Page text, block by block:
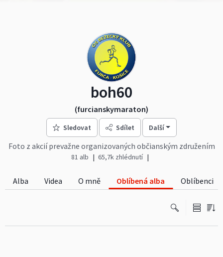
boh60
(furcianskymaraton)
Sledovat Sdílet Další
Foto z akcií prevažne organizovaných občianským združením
O5 bežecký klub Furča- Košice.
81 alb 65,7k zhlédnutí
Alba Videa O mně Oblíbená alba Oblíbenci